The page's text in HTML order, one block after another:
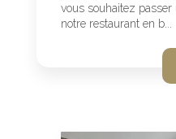
vous souhaitez
notre restaurant en b...